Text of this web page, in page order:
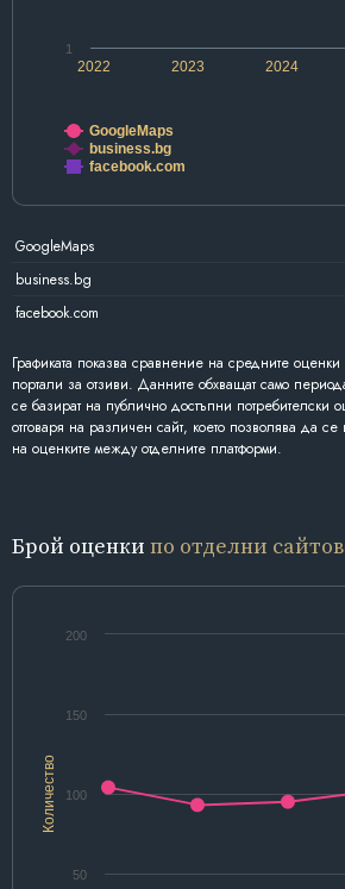
2022 2024
2023
1
GoogleMaps
business.bg
facebook.com
GoogleMaps
business.bg
facebook.com
Графиката показва сравнение на средните
портали за отзиви. Данните обхващат само
се базират на публично достъпни потребителски
отговаря на различен сайт, което позволява да се
на оценките между отделните платформи.
Брой оценки по отделни
Количество
50
100
150
200